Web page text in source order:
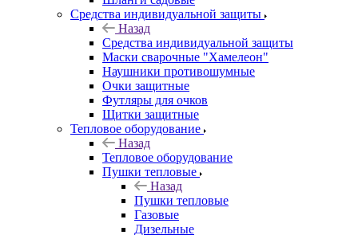
Средства индивидуальной защиты
Назад
Средства индивидуальной защиты
Маски сварочные "Хамелеон"
Наушники противошумные
Очки защитные
Футляры для очков
Щитки защитные
Тепловое оборудование
Назад
Тепловое оборудование
Пушки тепловые
Назад
Пушки тепловые
Газовые
Дизельные